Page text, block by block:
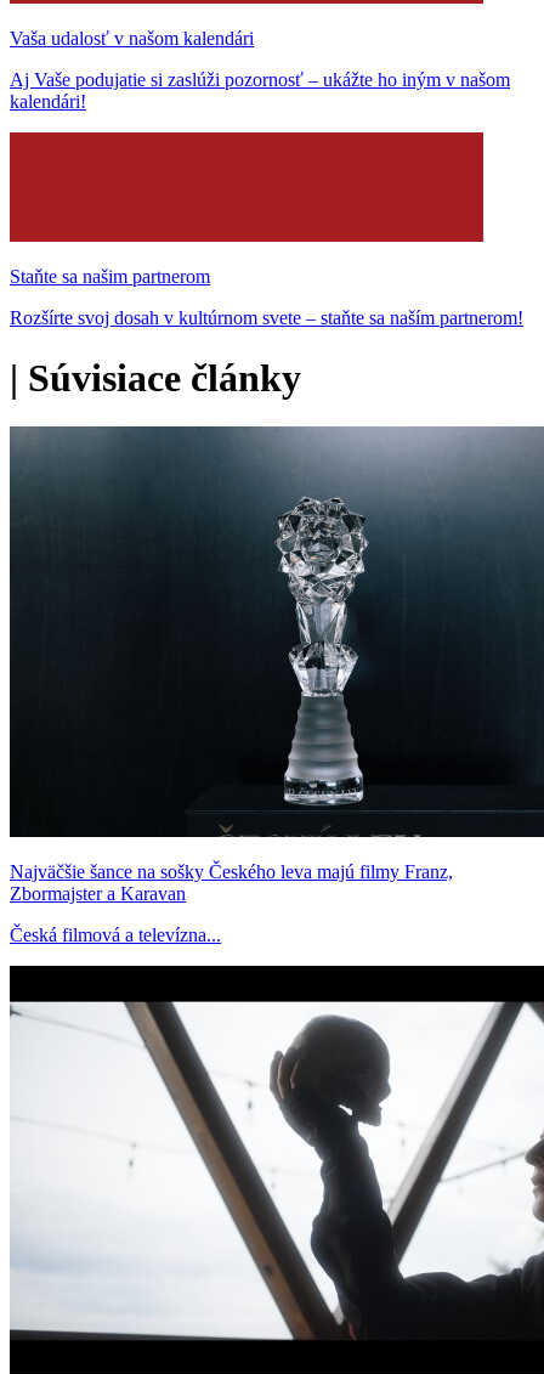
Vaša udalosť v našom kalendári
Aj Vaše podujatie si zaslúži pozornosť – ukážte ho iným v našom
kalendári!
Staňte sa našim partnerom
Rozšírte svoj dosah v kultúrnom svete – staňte sa naším partnerom!
| Súvisiace články
Najväčšie šance na sošky Českého leva majú filmy Franz,
Zbormajster a Karavan
Česká filmová a televízna...